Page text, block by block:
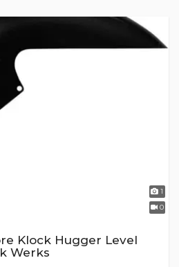
1
0
Klock Hugger Level
Werks